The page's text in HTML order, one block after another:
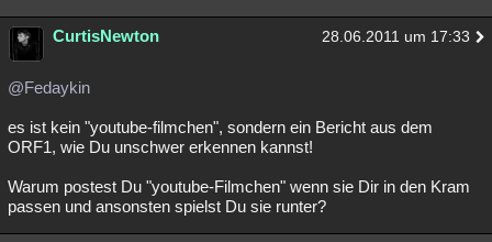
CurtisNewton 28.06.2011 um 17:33
@Fedaykin
es ist kein "youtube-filmchen", sondern ein Bericht aus dem
ORF1, wie Du unschwer erkennen kannst!
Warum postest Du "youtube-Filmchen" wenn sie Dir in den Kram
passen und ansonsten spielst Du sie runter?